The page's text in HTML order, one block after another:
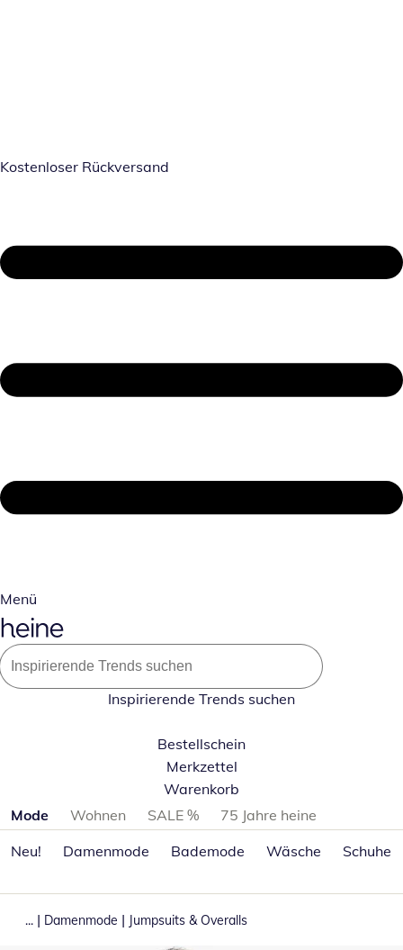
Kostenloser Rückversand
Menü
Inspirierende Trends suchen
Bestellschein
Merkzettel
Warenkorb
Produktkategorien überspringen
Mode Wohnen SALE %
75 Jahre heine
Neu!
Damenmode Bademode Wäsche Schuhe
... | Damenmode | Jumpsuits & Overalls